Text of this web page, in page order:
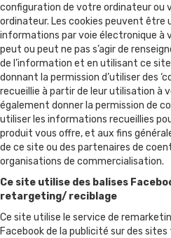
configuration de votre ordinateur ou
ordinateur. Les cookies peuvent être
informations par voie électronique à
peut ou peut ne pas s’agir de
de l’information et en utilisant ce
donnant la permission d’utiliser des
recueillie à partir de leur utilisation à
également donner la permission de
utiliser les informations recueillies
produit vous offre, et aux fins
de ce site ou des partenaires de
organisations de commercialisation.
Ce site utilise des balises
retargeting/ reciblage
Ce site utilise le service de
Facebook de la publicité sur des